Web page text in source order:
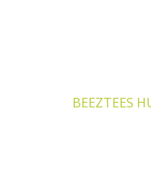
BEEZTEES